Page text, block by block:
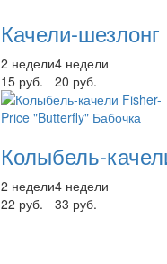
Качели-
2 недели4 недели
15 руб.
20 руб.
Колыбель-
2 недели4 недели
22 руб.
33 руб.